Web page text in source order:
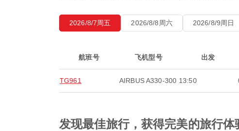
2026/8/7周五 2026/8/8周六 2026/8/9周日
航班号 飞机型号 出发
TG961 AIRBUS A330-300 13:50
发现最佳旅行，获得完美的旅行体